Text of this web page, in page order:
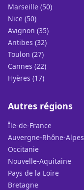
Marseille (50)
Nice (50)
Avignon (35)
Antibes (32)
Toulon (27)
Cannes (22)
Hyères (17)
Autres régions
Île-de-France
Auvergne-Rhône-Alpes
Occitanie
Nouvelle-Aquitaine
Pays de la Loire
Bretagne